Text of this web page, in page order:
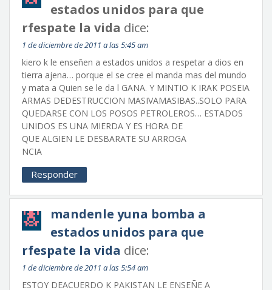
estados unidos para que
rfespate la vida dice:
1 de diciembre de 2011 a las 5:45 am
kiero k le enseñen a estados unidos a respetar a dios en
tierra ajena… porque el se cree el manda mas del mundo
y mata a Quien se le da l GANA. Y MINTIO K IRAK POSEIA
ARMAS DEDESTRUCCION MASIVAMASIBAS..SOLO PARA
QUEDARSE CON LOS POSOS PETROLEROS… ESTADOS
UNIDOS ES UNA MIERDA Y ES HORA DE
QUE ALGIEN LE DESBARATE SU ARROGA
NCIA
Responder
mandenle yuna bomba a
estados unidos para que
rfespate la vida dice:
1 de diciembre de 2011 a las 5:54 am
ESTOY DEACUERDO K PAKISTAN LE ENSEÑE A